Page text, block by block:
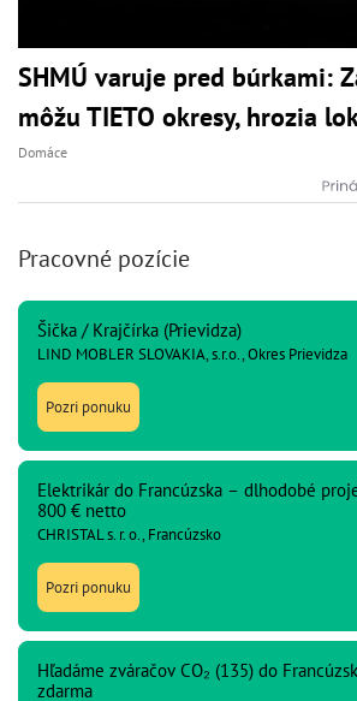
SHMÚ varuje pred búrkami:
môžu TIETO okresy, hrozia
Domáce
Pracovné pozície
Šička / Krajčírka (Prievidza)
LIND MOBLER SLOVAKIA, s.r.o., Okres Prievidza
Pozri ponuku
Elektrikár do Francúzska – dlhodobé
800 € netto
CHRISTAL s. r. o., Francúzsko
Pozri ponuku
Hľadáme zváračov CO₂ (135) do
zdarma